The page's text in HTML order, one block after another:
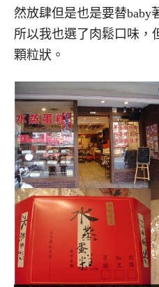
然放肆但是也是要替baby
所以我也選了肉鬆口味，
顆粒狀。